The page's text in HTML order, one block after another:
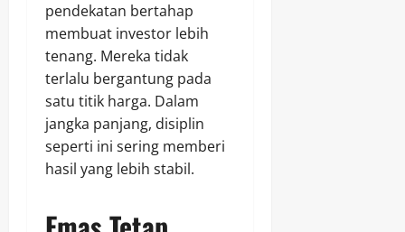
pendekatan bertahap
membuat investor lebih
tenang. Mereka tidak
terlalu bergantung pada
satu titik harga. Dalam
jangka panjang, disiplin
seperti ini sering memberi
hasil yang lebih stabil.